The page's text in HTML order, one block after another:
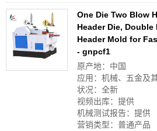
One Die Two Blow
Header Die,
Header Mold for
- gnpcf1
原产地：中国
应用：机械、五金及
状况：全新
视频出库：提供
机械测试报告：提供
营销类型：普通产品